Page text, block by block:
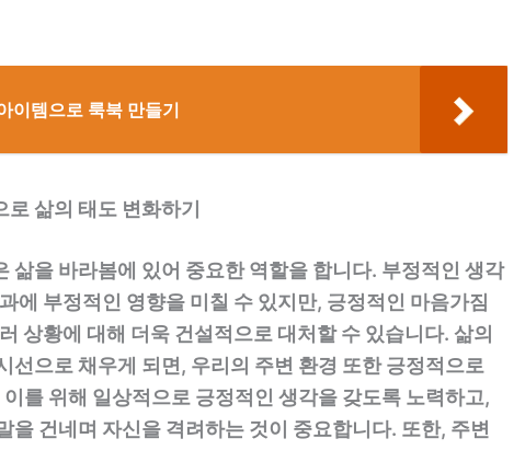
이템으로 룩북 만들기
삶의 태도 변화하기
삶을 바라봄에 있어 중요한 역할을 합니다. 부정적인 생각
에 부정적인 영향을 미칠 수 있지만, 긍정적인 마음가짐
상황에 대해 더욱 건설적으로 대처할 수 있습니다. 삶의
선으로 채우게 되면, 우리의 주변 환경 또한 긍정적으로
를 위해 일상적으로 긍정적인 생각을 갖도록 노력하고,
을 건네며 자신을 격려하는 것이 중요합니다. 또한, 주변